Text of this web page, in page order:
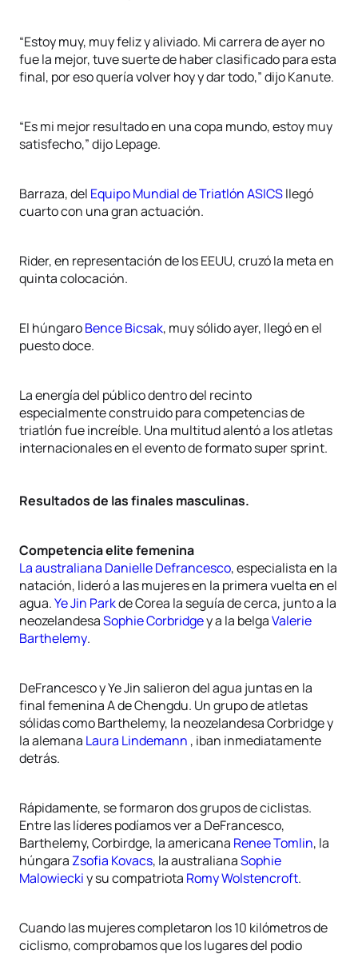
“Estoy muy, muy feliz y aliviado. Mi carrera de ayer no
fue la mejor, tuve suerte de haber clasificado para esta
final, por eso quería volver hoy y dar todo,” dijo Kanute.
“Es mi mejor resultado en una copa mundo, estoy muy
satisfecho,” dijo Lepage.
Barraza, del Equipo Mundial de Triatlón ASICSllegó
cuarto con una gran actuación.
Rider, en representación de los EEUU, cruzó la meta en
quinta colocación.
El húngaroBence Bicsak, muy sólido ayer, llegó en el
puesto doce.
La energía del público dentro del recinto
especialmente construido para competencias de
triatlón fue increíble. Una multitud alentó a los atletas
internacionales en el evento de formato super sprint.
Resultados de las finales masculinas.
Competencia elite femenina
La australiana Danielle Defrancesco, especialista en la
natación, lideró a las mujeres en la primera vuelta en el
agua.Ye Jin Parkde Corea la seguía de cerca, junto a la
neozelandesaSophie Corbridgey a la belgaValerie
Barthelemy.
DeFrancesco y Ye Jin salieron del agua juntas en la
final femenina A de Chengdu. Un grupo de atletas
sólidas como Barthelemy, la neozelandesa Corbridge y
la alemana Laura Lindemann , iban inmediatamente
detrás.
Rápidamente, se formaron dos grupos de ciclistas.
Entre las líderes podíamos ver a DeFrancesco,
Barthelemy, Corbirdge, la americana Renee Tomlin, la
húngara Zsofia Kovacs, la australianaSophie
Malowieckiy su compatriota Romy Wolstencroft.
Cuando las mujeres completaron los 10 kilómetros de
ciclismo, comprobamos que los lugares del podio